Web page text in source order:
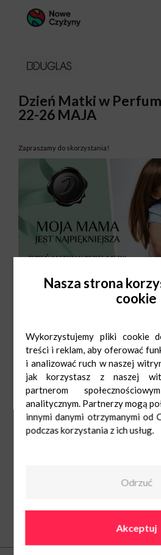
Dzień Matki w
22-26 MAJA
Zapraszamy do skorzystania!
Nasza strona
cookie
Wykorzystujemy pliki cookie
treści i reklam, aby oferować
i analizować ruch w naszej
jak korzystasz z naszej
partnerom
analitycznym. Partnerzy mogą
innymi danymi otrzymanymi od
podczas korzystania z ich usług.
Odrzuć
Akceptuj